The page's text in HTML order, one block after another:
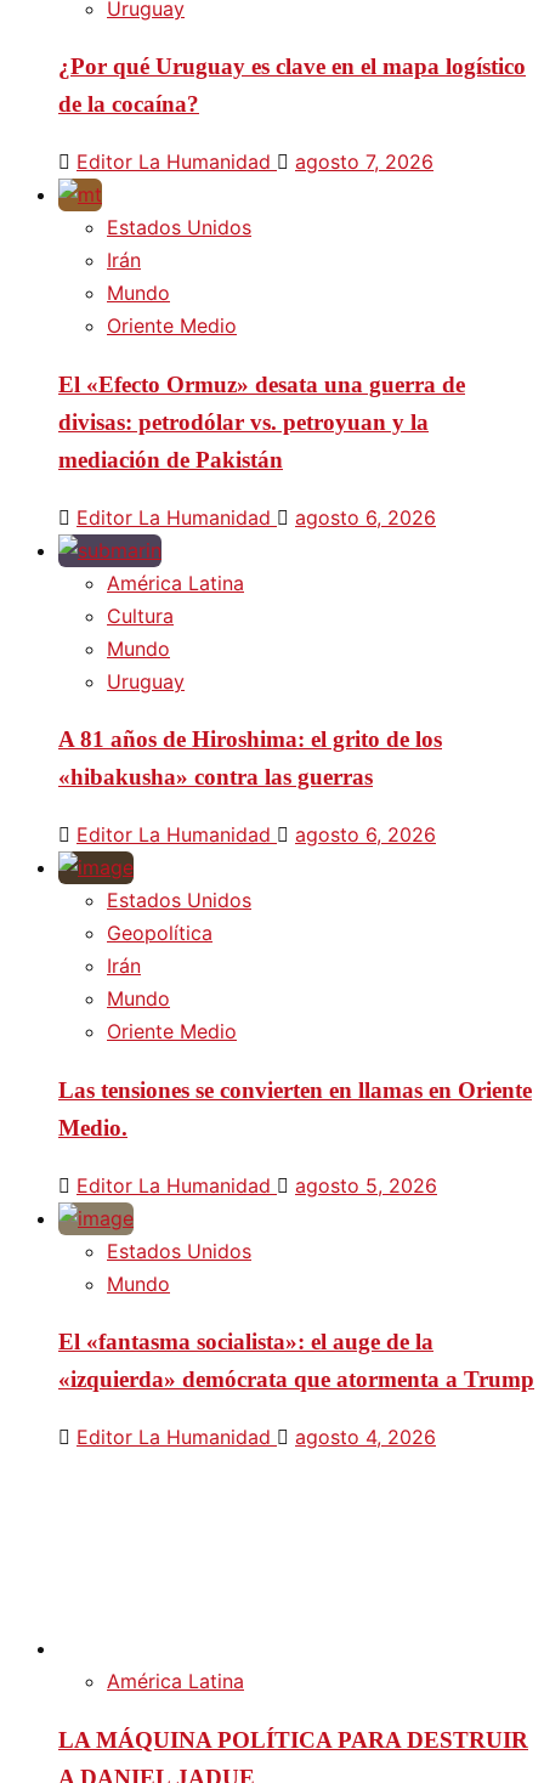
Uruguay
¿Por qué Uruguay es clave en el mapa logístico
de la cocaína?
Editor La Humanidad agosto 7, 2026
Estados Unidos
Irán
Mundo
Oriente Medio
El «Efecto Ormuz» desata una guerra de
divisas: petrodólar vs. petroyuan y la
mediación de Pakistán
Editor La Humanidad agosto 6, 2026
América Latina
Cultura
Mundo
Uruguay
A 81 años de Hiroshima: el grito de los
«hibakusha» contra las guerras
Editor La Humanidad agosto 6, 2026
Estados Unidos
Geopolítica
Irán
Mundo
Oriente Medio
Las tensiones se convierten en llamas en Oriente
Medio.
Editor La Humanidad agosto 5, 2026
Estados Unidos
Mundo
El «fantasma socialista»: el auge de la
«izquierda» demócrata que atormenta a Trump
Editor La Humanidad agosto 4, 2026
América Latina
LA MÁQUINA POLÍTICA PARA DESTRUIR
A DANIEL JADUE